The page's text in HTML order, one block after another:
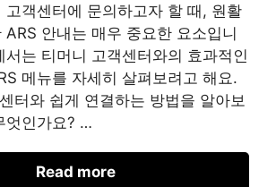
고객센터에 문의하고자 할 때, 원활
ARS 안내는 매우 중요한 요소입니
서는 티머니 고객센터와의 효과적인
메뉴를 자세히 살펴보려고 해요.
터와 쉽게 연결하는 방법을 알아보
엇인가요? …
Read more